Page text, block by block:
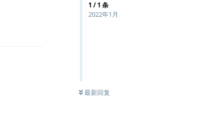
1 /1 条
2022年1月
最新回复